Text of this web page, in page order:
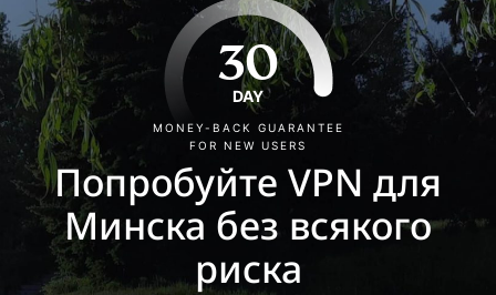
30
DAY
MONEY-BACK GUARANTEE
FOR NEW USERS
Попробуйте VPN для
Минска без всякого
риска